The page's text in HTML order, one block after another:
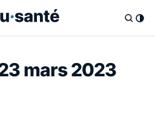
mars 2023